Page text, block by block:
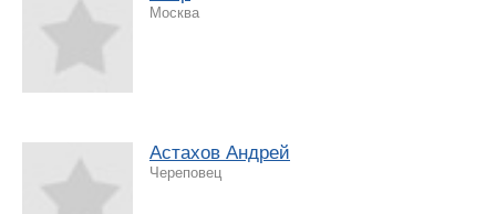
Москва
Астахов Андрей
Череповец